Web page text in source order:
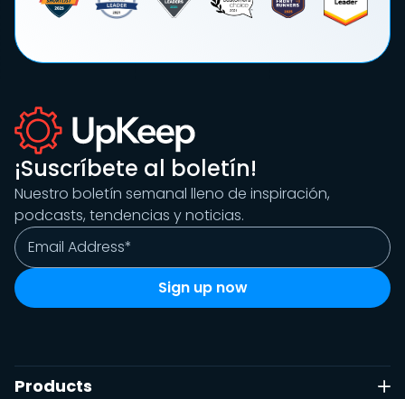
¡Suscríbete al boletín!
Nuestro boletín semanal lleno de inspiración,
podcasts, tendencias y noticias.
Products